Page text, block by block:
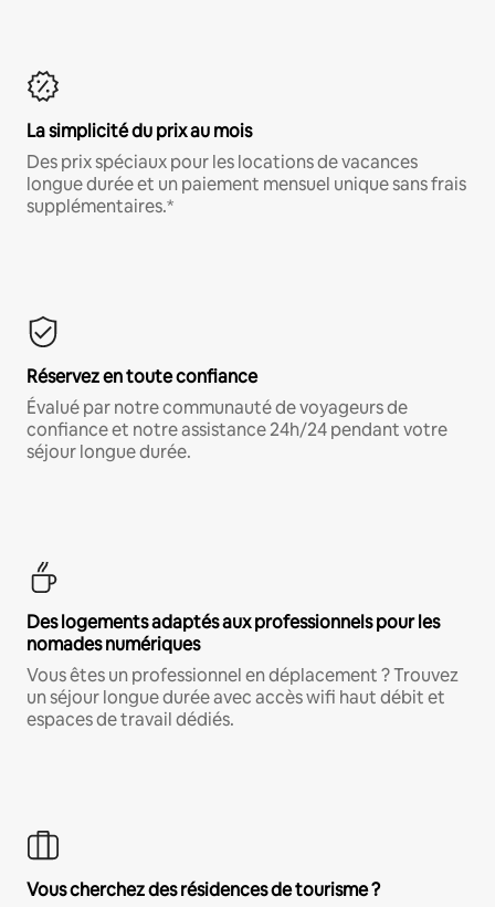
La simplicité du prix au mois
Des prix spéciaux pour les locations de vacances
longue durée et un paiement mensuel unique sans frais
supplémentaires.*
Réservez en toute confiance
Évalué par notre communauté de voyageurs de
confiance et notre assistance 24h/24 pendant votre
séjour longue durée.
Des logements adaptés aux professionnels pour les
nomades numériques
Vous êtes un professionnel en déplacement ? Trouvez
un séjour longue durée avec accès wifi haut débit et
espaces de travail dédiés.
Vous cherchez des résidences de tourisme ?